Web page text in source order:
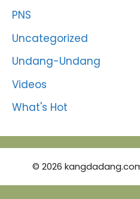
PNS
Uncategorized
Undang-Undang
Videos
What's Hot
© 2026